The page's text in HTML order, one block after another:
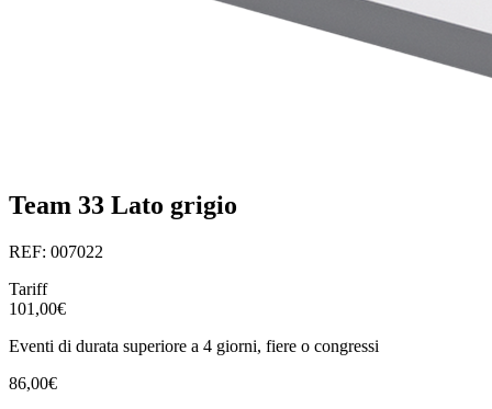
Team 33 Lato grigio
REF: 007022
Tariff
101,00€
Eventi di durata superiore a 4 giorni, fiere o congressi
86,00€